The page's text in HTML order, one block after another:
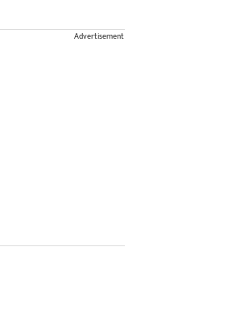
Advertisement